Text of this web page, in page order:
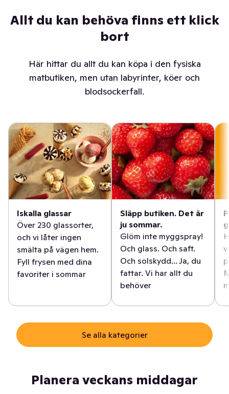
Allt du kan behöva finns ett klick
bort
Här hittar du allt du kan köpa i den fysiska
matbutiken, men utan labyrinter, köer och
blodsockerfall.
Iskalla glassar
Över 230 glassorter,
och vi låter ingen
smälta på vägen hem.
Fyll frysen med dina
favoriter i sommar
Släpp butiken. Det är
ju sommar.
Glöm inte myggspray!
Och glass. Och saft.
Och solskydd... Ja, du
fattar. Vi har allt du
behöver
Se alla kategorier
Planera veckans middagar